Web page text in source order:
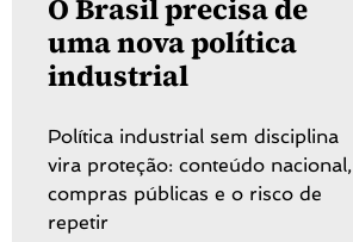
O Brasil precisa de
uma nova política
industrial
Política industrial sem disciplina
vira proteção: conteúdo nacional,
compras públicas e o risco de
repetir